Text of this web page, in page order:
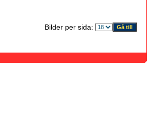
Bilder per sida: